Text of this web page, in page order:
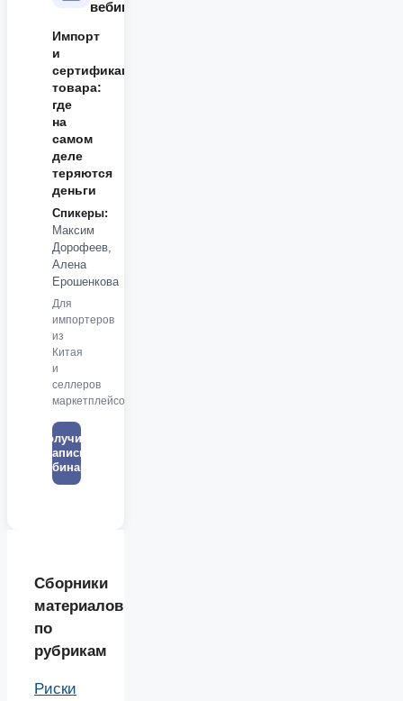
вебинара
Импорт
и
сертификация
товара:
где
на
самом
деле
теряются
деньги
Спикеры:
Максим
Дорофеев,
Алена
Ерошенкова
Для
импортеров
из
Китая
и
селлеров
маркетплейсов
Получить
запись
вебинара
Сборники
материалов
по
рубрикам
Риски